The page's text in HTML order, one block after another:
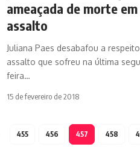
ameaçada de morte em
assalto
Juliana Paes desabafou a
assalto que sofreu na última
feira…
15 de fevereiro de 2018
455 456 457 458